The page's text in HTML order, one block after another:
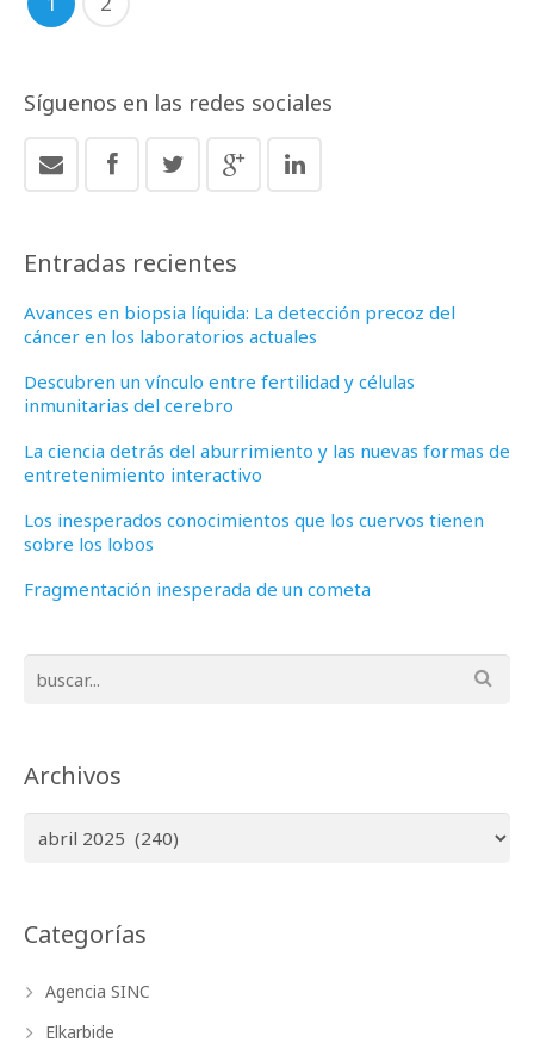
Síguenos en las redes sociales
Entradas recientes
Avances en biopsia líquida: La detección precoz del
cáncer en los laboratorios actuales
Descubren un vínculo entre fertilidad y células
inmunitarias del cerebro
La ciencia detrás del aburrimiento y las nuevas formas de
entretenimiento interactivo
Los inesperados conocimientos que los cuervos tienen
sobre los lobos
Fragmentación inesperada de un cometa
Archivos
Categorías
Agencia SINC
Elkarbide